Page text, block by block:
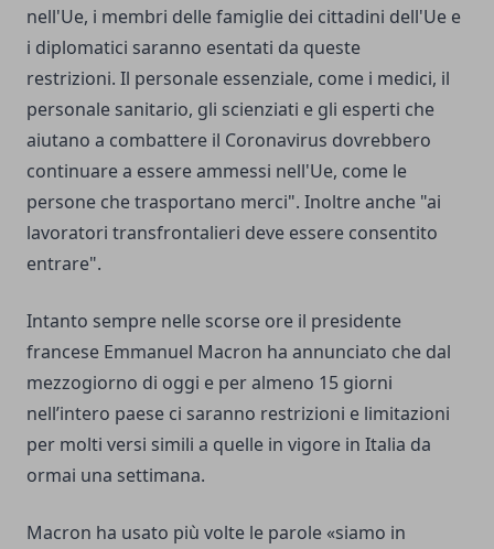
nell'Ue, i membri delle famiglie dei cittadini dell'Ue e
i diplomatici saranno esentati da queste
restrizioni. Il personale essenziale, come i medici, il
personale sanitario, gli scienziati e gli esperti che
aiutano a combattere il Coronavirus dovrebbero
continuare a essere ammessi nell'Ue, come le
persone che trasportano merci". Inoltre anche "ai
lavoratori transfrontalieri deve essere consentito
entrare".
Intanto sempre nelle scorse ore il presidente
francese Emmanuel Macron ha annunciato che dal
mezzogiorno di oggi e per almeno 15 giorni
nell’intero paese ci saranno restrizioni e limitazioni
per molti versi simili a quelle in vigore in Italia da
ormai una settimana.
Macron ha usato più volte le parole «siamo in